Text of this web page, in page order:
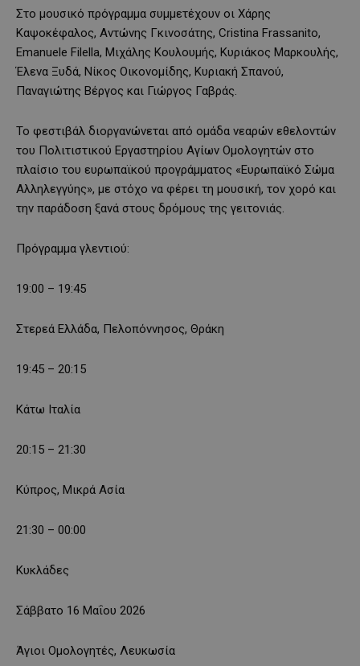
Στο μουσικό πρόγραμμα συμμετέχουν οι Χάρης
Καψοκέφαλος, Αντώνης Γκινοσάτης, Cristina Frassanito,
Emanuele Filella, Μιχάλης Κουλουμής, Κυριάκος Μαρκουλής,
Έλενα Ξυδά, Νίκος Οικονομίδης, Κυριακή Σπανού,
Παναγιώτης Βέργος και Γιώργος Γαβράς.
Το φεστιβάλ διοργανώνεται από ομάδα νεαρών εθελοντών
του Πολιτιστικού Εργαστηρίου Αγίων Ομολογητών στο
πλαίσιο του ευρωπαϊκού προγράμματος «Ευρωπαϊκό Σώμα
Αλληλεγγύης», με στόχο να φέρει τη μουσική, τον χορό και
την παράδοση ξανά στους δρόμους της γειτονιάς.
Πρόγραμμα γλεντιού:
19:00 – 19:45
Στερεά Ελλάδα, Πελοπόννησος, Θράκη
19:45 – 20:15
Κάτω Ιταλία
20:15 – 21:30
Κύπρος, Μικρά Ασία
21:30 – 00:00
Κυκλάδες
Σάββατο 16 Μαΐου 2026
Άγιοι Ομολογητές, Λευκωσία